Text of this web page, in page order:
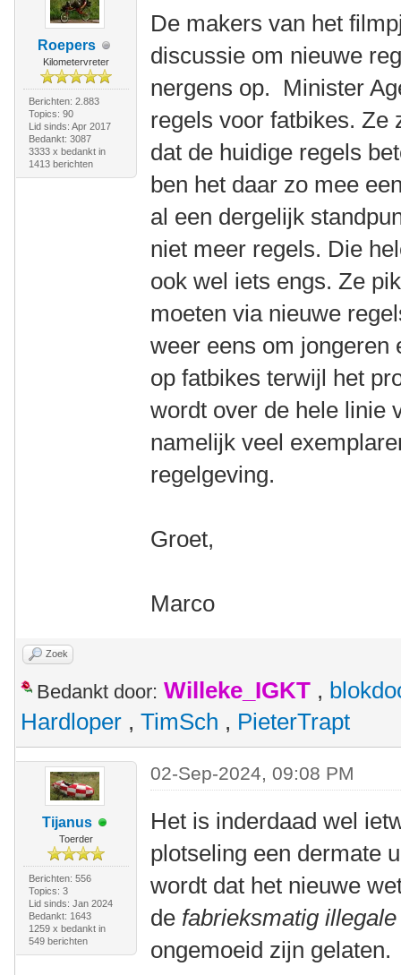
Roepers
Kilometervreter
Berichten: 2.883
Topics: 90
Lid sinds: Apr 2017
Bedankt: 3087
3333 x bedankt in
1413 berichten
De makers van het
discussie om nieuwe
nergens op. Minister
regels voor fatbikes. Ze
dat de huidige regels
ben het daar zo mee
al een dergelijk
niet meer regels. Die
ook wel iets engs. Ze
moeten via nieuwe
weer eens om jongeren
op fatbikes terwijl het
wordt over de hele linie
namelijk veel
regelgeving.
Groet,
Marco
Zoek
Bedankt door: Willeke_IGKT ,
Hardloper , TimSch , PieterTrapt
Tijanus
Toerder
Berichten: 556
Topics: 3
Lid sinds: Jan 2024
Bedankt: 1643
1259 x bedankt in
549 berichten
02-Sep-2024, 09:08 PM
Het is inderdaad wel
plotseling een dermate
wordt dat het nieuwe
de fabrieksmatig illegale
ongemoeid zijn gelaten.